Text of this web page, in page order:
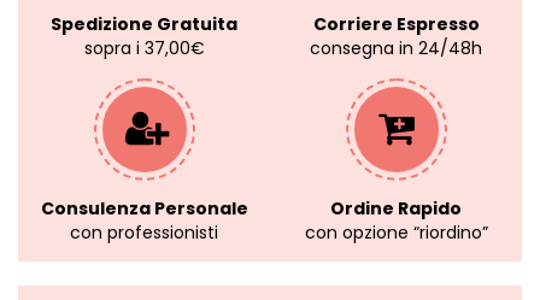
Spedizione Gratuita
sopra i 37,00€
Corriere Espresso
consegna in 24/48h
Consulenza Personale
con professionisti
Ordine Rapido
con opzione “riordino”